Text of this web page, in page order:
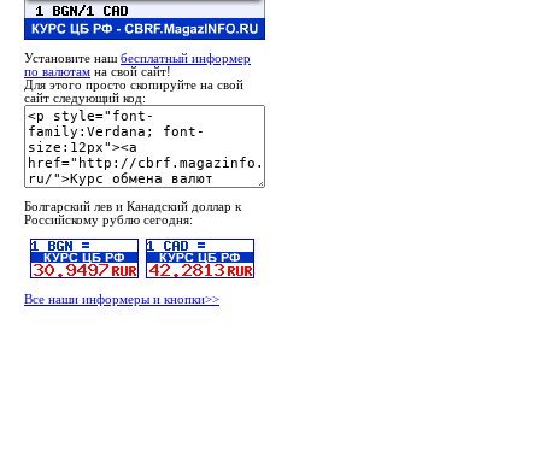
Установите наш бесплатный информер
по валютам на свой сайт!
Для этого просто скопируйте на свой
сайт следующий код:
Болгарский лев и Канадский доллар к
Российскому рублю сегодня:
Все наши информеры и кнопки>>